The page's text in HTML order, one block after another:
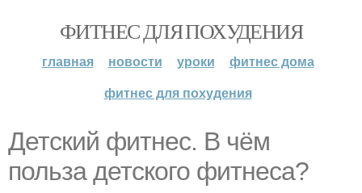
ФИТНЕС ДЛЯ ПОХУДЕНИЯ
главная новости уроки
фитнес дома
фитнес для похудения
Детский фитнес. В чём
польза детского фитнеса?